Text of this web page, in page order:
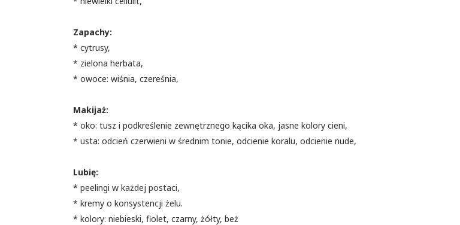
Zapachy:
* cytrusy,
* zielona herbata,
* owoce: wiśnia, czereśnia,
Makijaż:
* oko: tusz i podkreślenie zewnętrznego kącika oka, jasne kolory cieni,
* usta: odcień czerwieni w średnim tonie, odcienie koralu, odcienie nude,
Lubię:
* peelingi w każdej postaci,
* kremy o konsystencji żelu.
* kolory: niebieski, fiolet, czarny, żółty, beż